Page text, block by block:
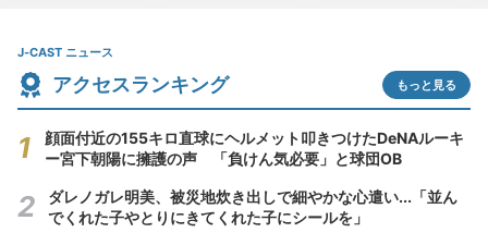
J-CAST ニュース
アクセスランキング もっと見る
顔面付近の155キロ直球にヘルメット叩きつけたDeNAルーキ
ー宮下朝陽に擁護の声 「負けん気必要」と球団OB
ダレノガレ明美、被災地炊き出しで細やかな心遣い...「並ん
でくれた子やとりにきてくれた子にシールを」